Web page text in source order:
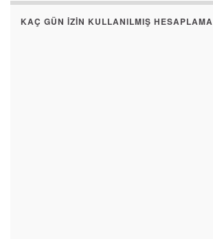
KAÇ GÜN İZIN KULLANILMIŞ HESAPLAMA